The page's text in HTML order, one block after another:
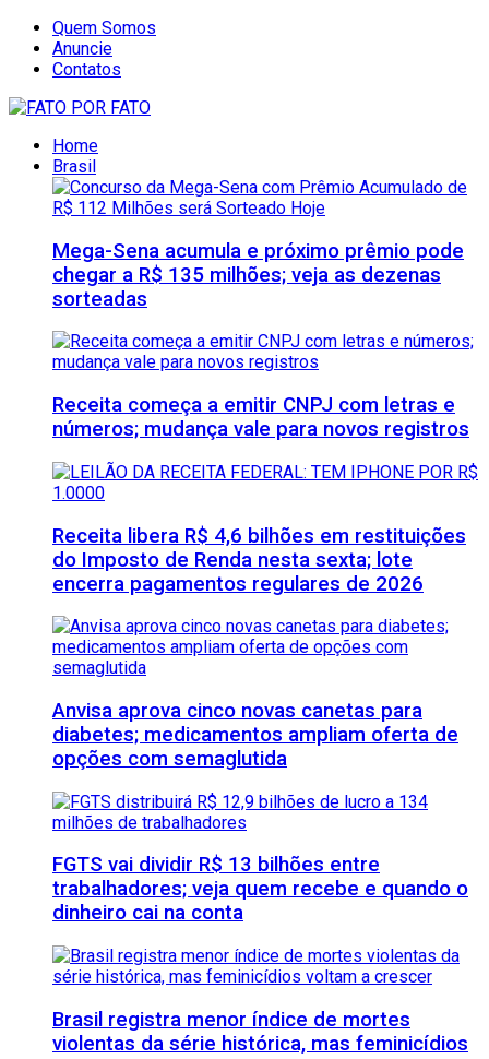
Quem Somos
Anuncie
Contatos
Home
Brasil
Mega-Sena acumula e próximo prêmio pode
chegar a R$ 135 milhões; veja as dezenas
sorteadas
Receita começa a emitir CNPJ com letras e
números; mudança vale para novos registros
Receita libera R$ 4,6 bilhões em restituições
do Imposto de Renda nesta sexta; lote
encerra pagamentos regulares de 2026
Anvisa aprova cinco novas canetas para
diabetes; medicamentos ampliam oferta de
opções com semaglutida
FGTS vai dividir R$ 13 bilhões entre
trabalhadores; veja quem recebe e quando o
dinheiro cai na conta
Brasil registra menor índice de mortes
violentas da série histórica, mas feminicídios